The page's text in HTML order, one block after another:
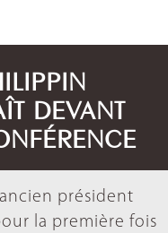
DEVANT
président
la première fois